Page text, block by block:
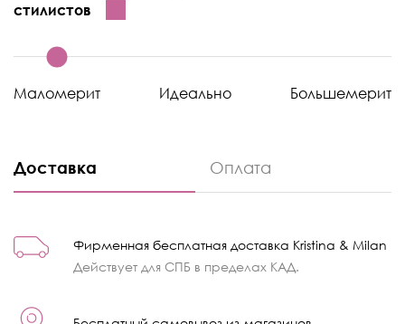
стилистов
Маломерит Идеально Большемерит
Доставка Оплата
Фирменная бесплатная доставка Kristina & Milan
Действует для СПБ в пределах КАД.